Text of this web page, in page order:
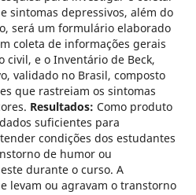
sintomas depressivos, além do
será um formulário elaborado
coleta de informações gerais
civil, e o Inventário de Beck,
validado no Brasil, composto
que rastreiam os sintomas
Resultados: Como produto
suficientes para
condições dos estudantes
de humor ou
durante o curso. A
levam ou agravam o transtorno